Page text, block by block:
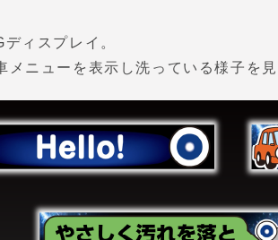
ィスプレイ。
ニューを表示し洗っている様子を